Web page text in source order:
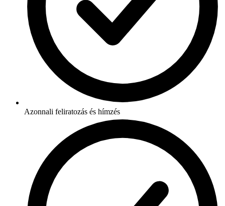
Azonnali feliratozás és hímzés